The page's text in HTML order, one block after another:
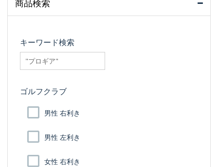
商品検索
キーワード検索
searchfilter_pro
ゴルフクラブ
男性 右利き
男性 左利き
女性 右利き